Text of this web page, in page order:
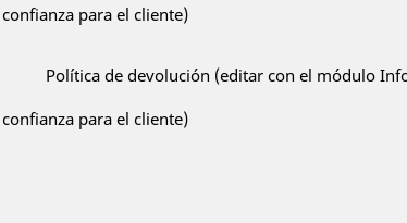
confianza para el cliente)
Política de devolución (editar con el módulo
confianza para el cliente)